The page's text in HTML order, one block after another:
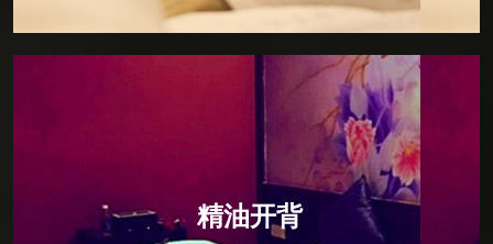
精油开背
精油开背
开精油SPA疏通豚部疏通四肢油压盛部保养除湿共计
150分钟，柔和的手法，贴心的服务，华贵的私人护理